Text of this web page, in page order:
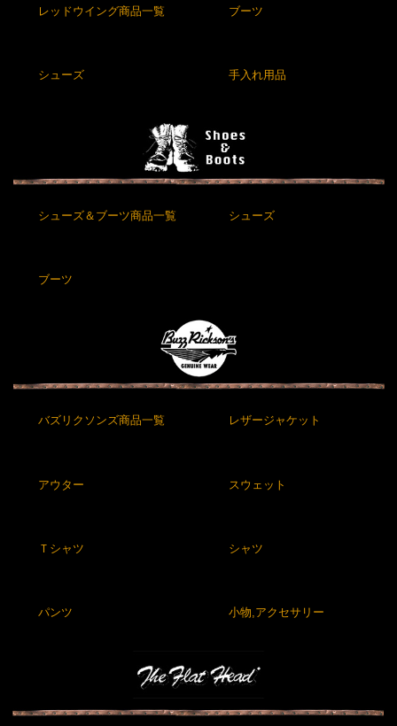
レッドウイング商品一覧 ブーツ
シューズ 手入れ用品
シューズ＆ブーツ商品一覧 シューズ
ブーツ
バズリクソンズ商品一覧 レザージャケット
アウター スウェット
Ｔシャツ シャツ
パンツ 小物,アクセサリー